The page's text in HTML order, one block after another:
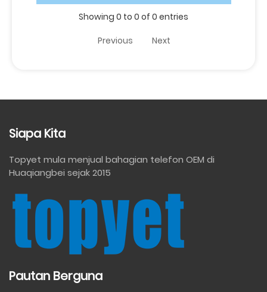
Showing 0 to 0 of 0 entries
Previous
Next
Siapa Kita
Topyet mula menjual bahagian telefon OEM di
Huaqiangbei sejak 2015
Pautan Berguna